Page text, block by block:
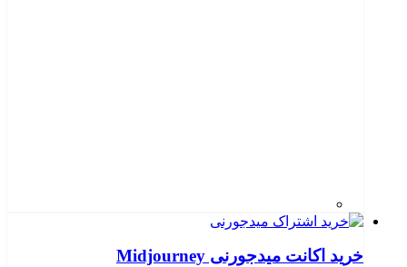
خرید اکانت میدجورنی Midjourney